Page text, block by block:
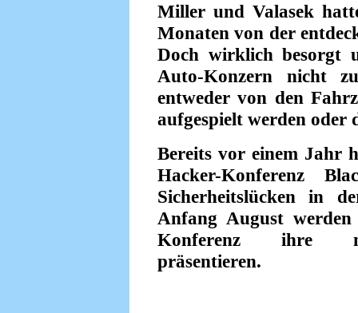
Miller und Valasek
Monaten von der
Doch wirklich besorgt
Auto-Konzern nicht
entweder von den
aufgespielt werden oder
Bereits vor einem Jahr
Hacker-Konferenz
Sicherheitslücken in
Anfang August
Konferenz ihre
präsentieren.